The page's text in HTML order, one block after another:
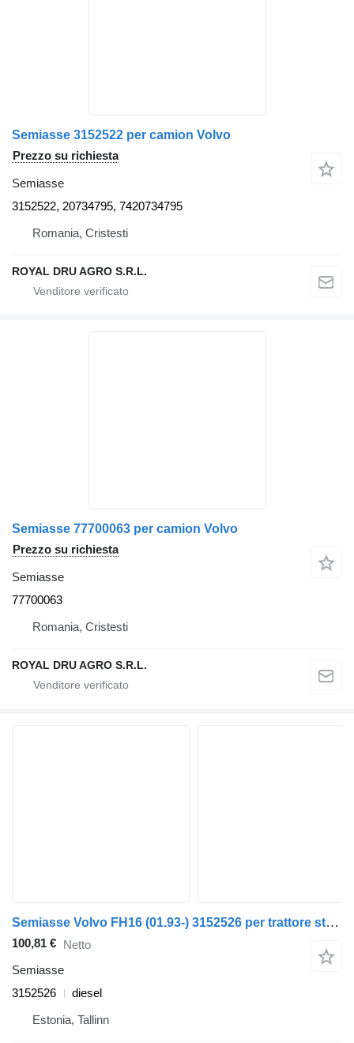
Semiasse 3152522 per camion Volvo
Prezzo su richiesta
Semiasse
3152522, 20734795, 7420734795
Romania, Cristesti
ROYAL DRU AGRO S.R.L.
Semiasse 77700063 per camion Volvo
Prezzo su richiesta
Semiasse
77700063
Romania, Cristesti
ROYAL DRU AGRO S.R.L.
Semiasse Volvo FH16 (01.93-) 3152526 per trattore stradale Volvo FH12, FH16, NH12, FH, VNL780 (1993-2014)
100,81 € Netto
Semiasse
3152526
diesel
Estonia, Tallinn